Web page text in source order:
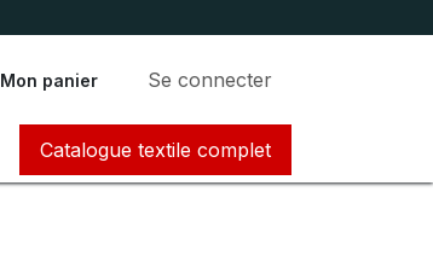
Mon panier Se connecter
Catalogue textile complet​​​​​​